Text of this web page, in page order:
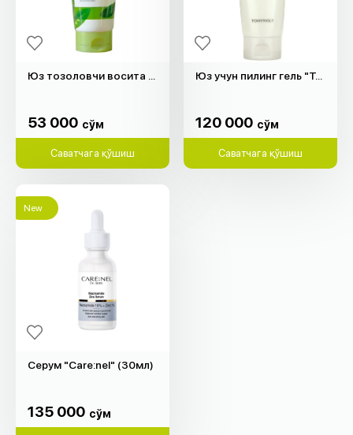
Юз тозоловчи восита "Farm Stay" (180мл)
53 000 cўм
Саватчага қўшиш
Юз учун пилинг гель "Tony Moly" (150мл)
120 000 cўм
Саватчага қўшиш
New
Серум "Care:nel" (30мл)
135 000 cўм